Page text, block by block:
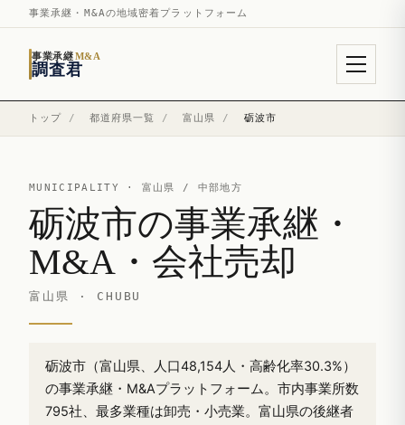
事業承継・M&Aの地域密着プラットフォーム
事業承継M&A
調査君
トップ / 都道府県一覧 / 富山県 / 砺波市
MUNICIPALITY · 富山県 / 中部地方
砺波市の事業承継・
M&A・会社売却
富山県 · CHUBU
砺波市（富山県、人口48,154人・高齢化率30.3%）
の事業承継・M&Aプラットフォーム。市内事業所数
795社、最多業種は卸売・小売業。富山県の後継者